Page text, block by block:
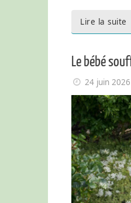
Lire la suite
Le bébé
24 juin 2026